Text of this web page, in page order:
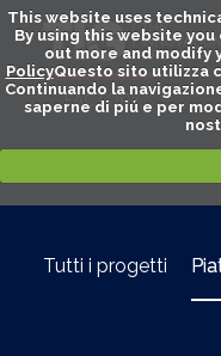
This website uses
By using this website
out more and modify
PolicyQuesto sito utilizza
Continuando la
saperne di piú e per
FACTORY
Tutti i progetti